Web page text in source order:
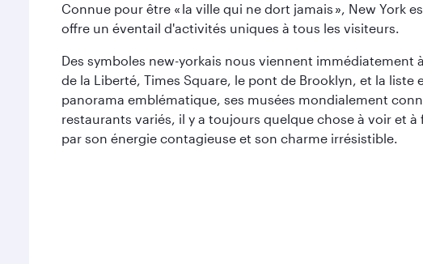
Connue pour être « la ville qui ne dort jamais », New York
offre un éventail d'activités uniques à tous les visiteurs.
Des symboles new-yorkais nous viennent immédiatement
de la Liberté, Times Square, le pont de Brooklyn, et la liste
panorama emblématique, ses musées mondialement
restaurants variés, il y a toujours quelque chose à voir et à
par son énergie contagieuse et son charme irrésistible.